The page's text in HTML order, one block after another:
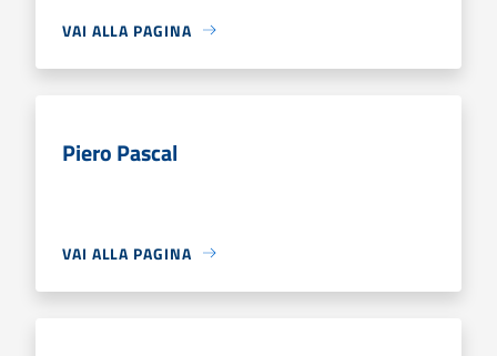
VAI ALLA PAGINA
Piero Pascal
VAI ALLA PAGINA